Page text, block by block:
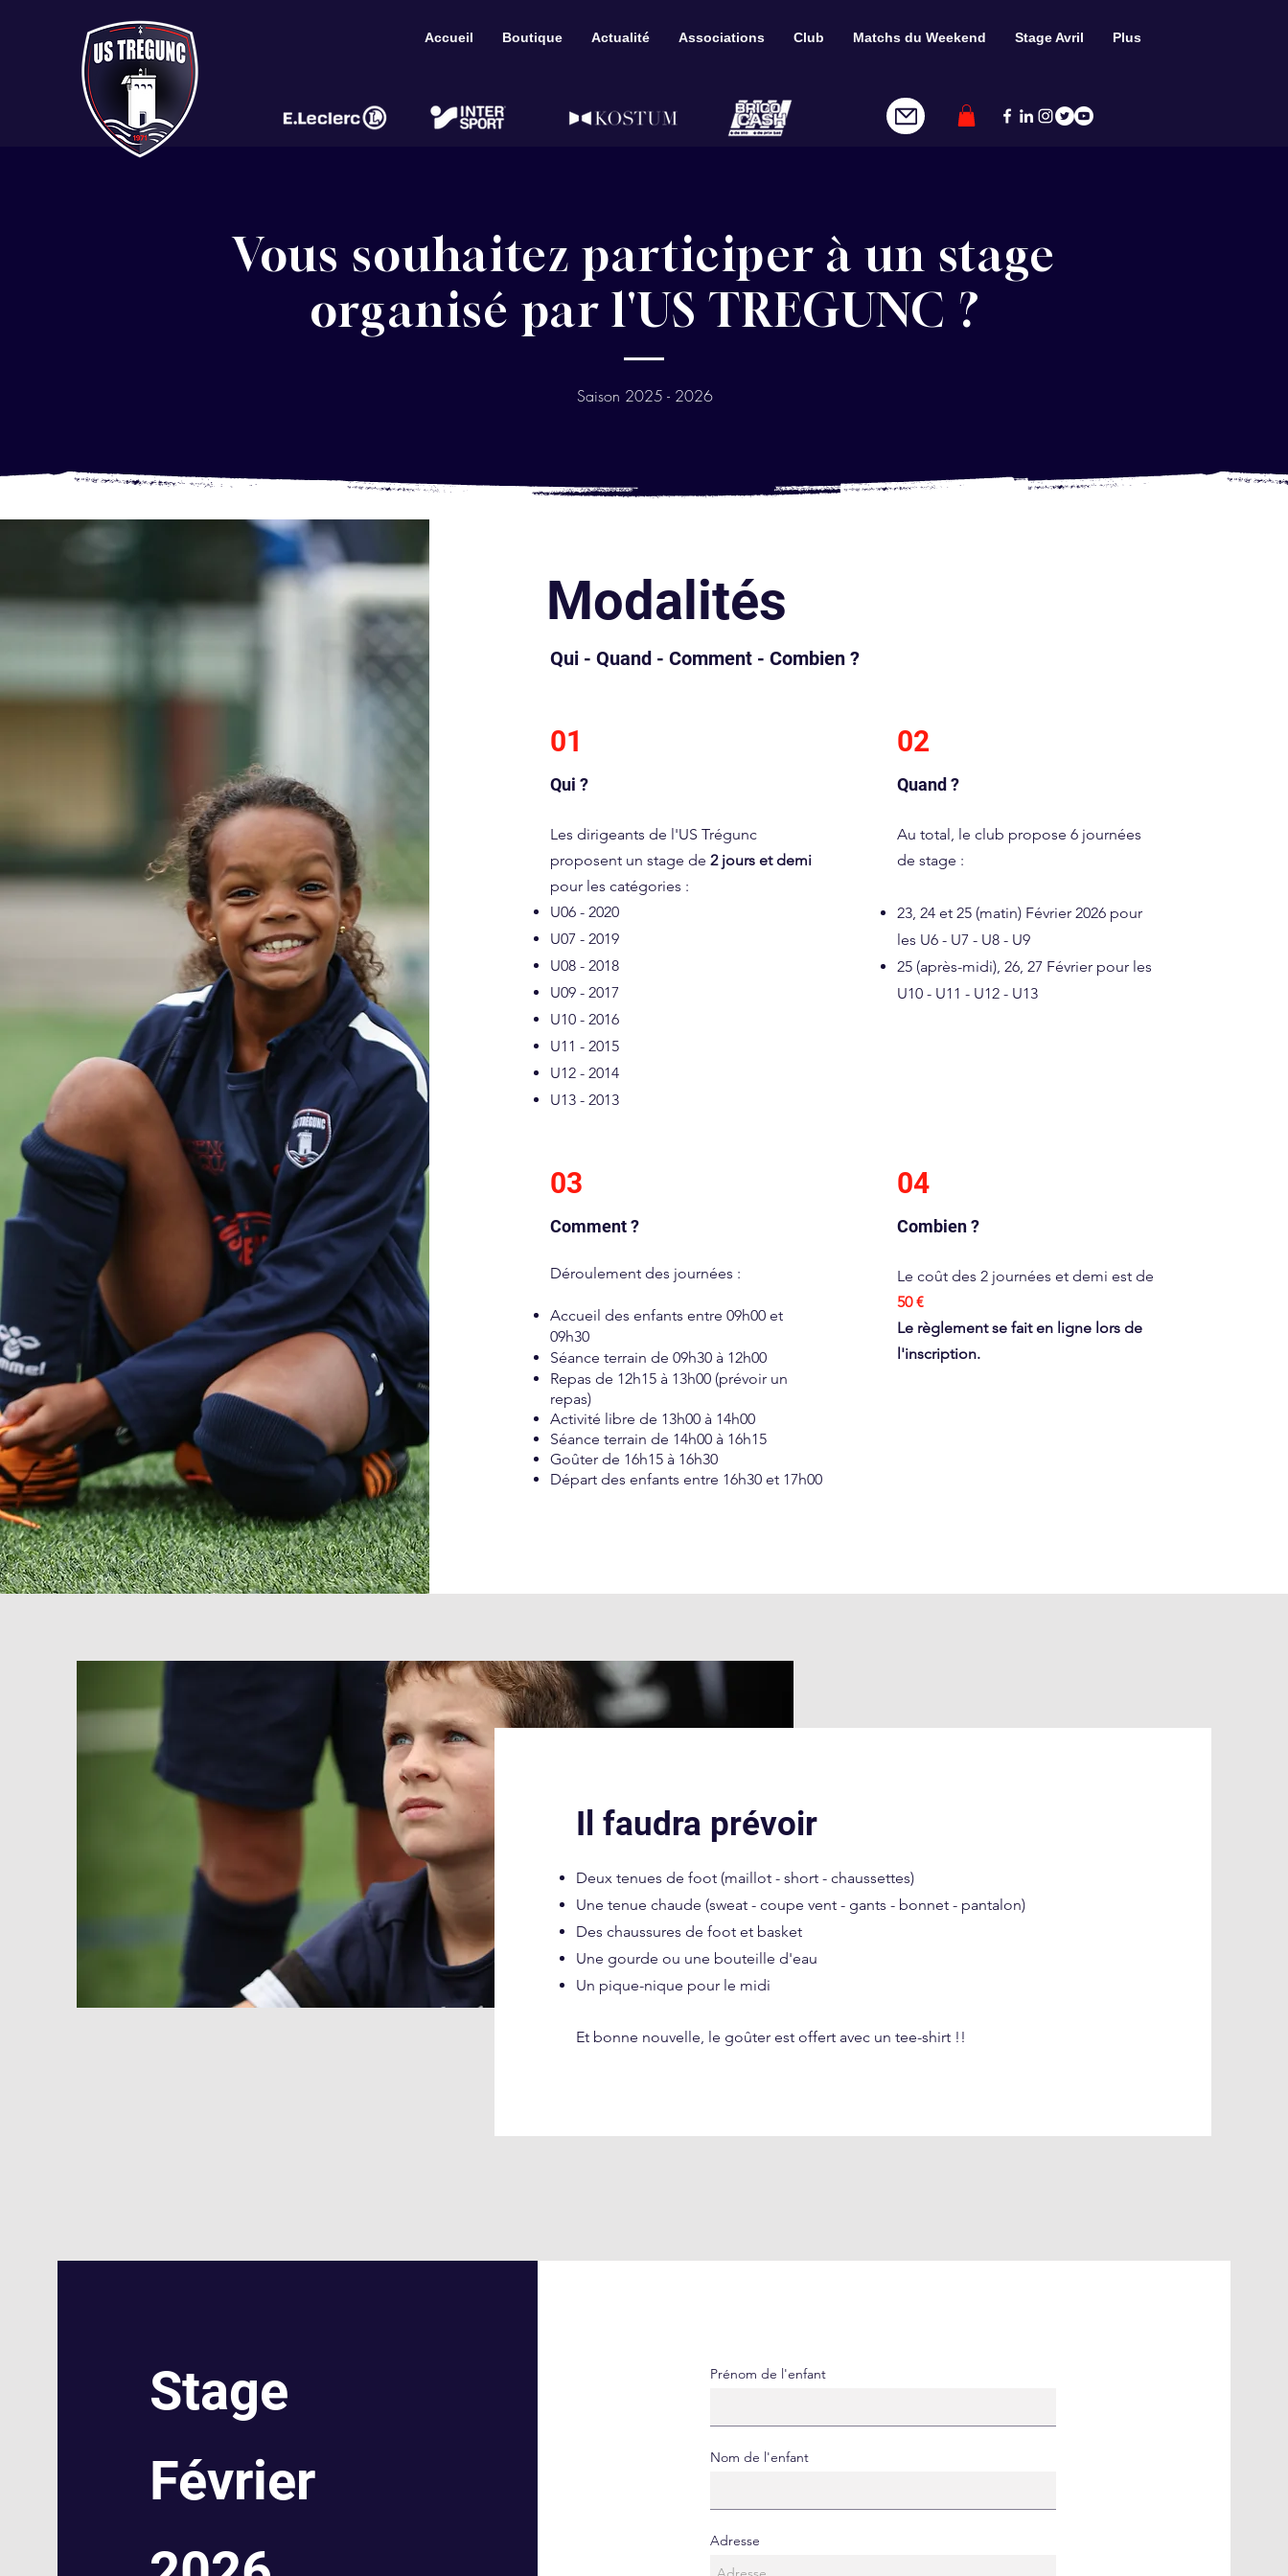
Accueil Boutique Actualité Associations Club Matchs du Weekend Stage Avril Plus
Vous souhaitez participer à un stage
organisé par l'US TREGUNC ?
Saison 2025 - 2026
Modalités
Qui - Quand - Comment - Combien ?
01
Qui ?
Les dirigeants de l'US Trégunc
proposent un stage de 2 jours et demi
pour les catégories :
U06 - 2020
U07 - 2019
U08 - 2018
U09 - 2017
U10 - 2016
U11 - 2015
U12 - 2014
U13 - 2013
02
Quand ?
Au total, le club propose 6 journées
de stage :
23, 24 et 25 (matin) Février 2026 pour
les U6 - U7 - U8 - U9
25 (après-midi), 26, 27 Février pour les
U10 - U11 - U12 - U13
03
Comment ?
Déroulement des journées :
Accueil des enfants entre 09h00 et
09h30
Séance terrain de 09h30 à 12h00
Repas de 12h15 à 13h00 (prévoir un
repas)
Activité libre de 13h00 à 14h00
Séance terrain de 14h00 à 16h15
Goûter de 16h15 à 16h30
Départ des enfants entre 16h30 et 17h00
04
Combien ?
Le coût des 2 journées et demi est de
50 €
Le règlement se fait en ligne lors de
l'inscription.
Il faudra prévoir
Deux tenues de foot (maillot - short - chaussettes)
Une tenue chaude (sweat - coupe vent - gants - bonnet - pantalon)
Des chaussures de foot et basket
Une gourde ou une bouteille d'eau
Un pique-nique pour le midi
Et bonne nouvelle, le goûter est offert avec un tee-shirt !!
Stage
Février
Prénom de l'enfant
Nom de l'enfant
Adresse